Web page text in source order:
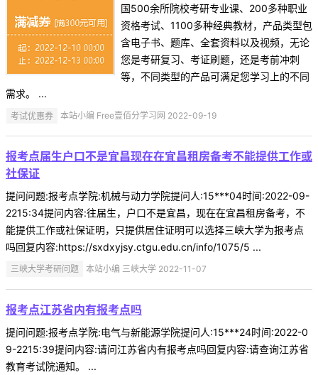
国500余所院校考研专业课、200多种职业
资格考试、1100多种经典教材，产品类型包
含电子书、题库、全套资料以及视频，无论
您是考研复习、考证刷题，还是考前冲刺
等，不同类型的产品可满足您学习上的不同
需求。 ...
考试优惠券 本站小编 Free壹佰分学习网 2022-09-19
报考点届生户口不是宜昌现在在宜昌租房备考不能提供工作或
社保证
提问问题:报考点学院:机械与动力学院提问人:15***04时间:2022-09-
2215:34提问内容:往届生，户口不是宜昌，现在在宜昌租房备考，不
能提供工作或社保证明，只提供居住证明可以选择三峡大学为报考点
吗回复内容:https://sxdxyjsy.ctgu.edu.cn/info/1075/5 ...
三峡大学考研问题 本站小编 三峡大学 2022-11-07
报考点江苏省内有报考点吗
提问问题:报考点学院:电气与新能源学院提问人:15***24时间:2022-0
9-2215:39提问内容:请问江苏省内有报考点吗回复内容:请查询江苏省
教育考试院通知。 ...